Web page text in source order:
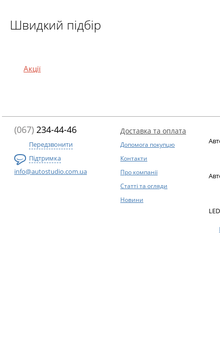
Швидкий підбір
Акції
(067) 234-44-46
Передзвонити
Підтримка
info@autostudio.com.ua
Доставка та оплата
Допомога покупцю
Контакти
Про компанії
Статті та огляди
Новини